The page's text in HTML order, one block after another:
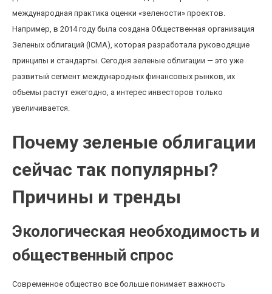
международная практика оценки «зелености» проектов.
Например, в 2014 году была создана Общественная организация
Зеленых облигаций (ICMA), которая разработала руководящие
принципы и стандарты. Сегодня зеленые облигации — это уже
развитый сегмент международных финансовых рынков, их
объемы растут ежегодно, а интерес инвесторов только
увеличивается.
Почему зеленые облигации
сейчас так популярны?
Причины и тренды
Экологическая необходимость и
общественный спрос
Современное общество все больше понимает важность